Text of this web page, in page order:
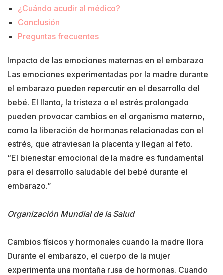
¿Cuándo acudir al médico?
Conclusión
Preguntas frecuentes
Impacto de las emociones maternas en el embarazo
Las emociones experimentadas por la madre durante
el embarazo pueden repercutir en el desarrollo del
bebé. El llanto, la tristeza o el estrés prolongado
pueden provocar cambios en el organismo materno,
como la liberación de hormonas relacionadas con el
estrés, que atraviesan la placenta y llegan al feto.
“El bienestar emocional de la madre es fundamental
para el desarrollo saludable del bebé durante el
embarazo.”
Organización Mundial de la Salud
Cambios físicos y hormonales cuando la madre llora
Durante el embarazo, el cuerpo de la mujer
experimenta una montaña rusa de hormonas. Cuando